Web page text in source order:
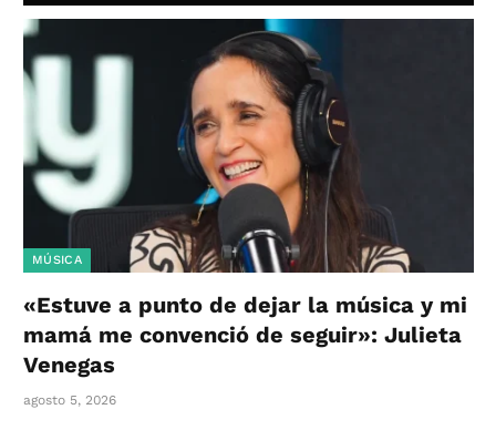
MÚSICA
«Estuve a punto de dejar la música y mi
mamá me convenció de seguir»: Julieta
Venegas
agosto 5, 2026